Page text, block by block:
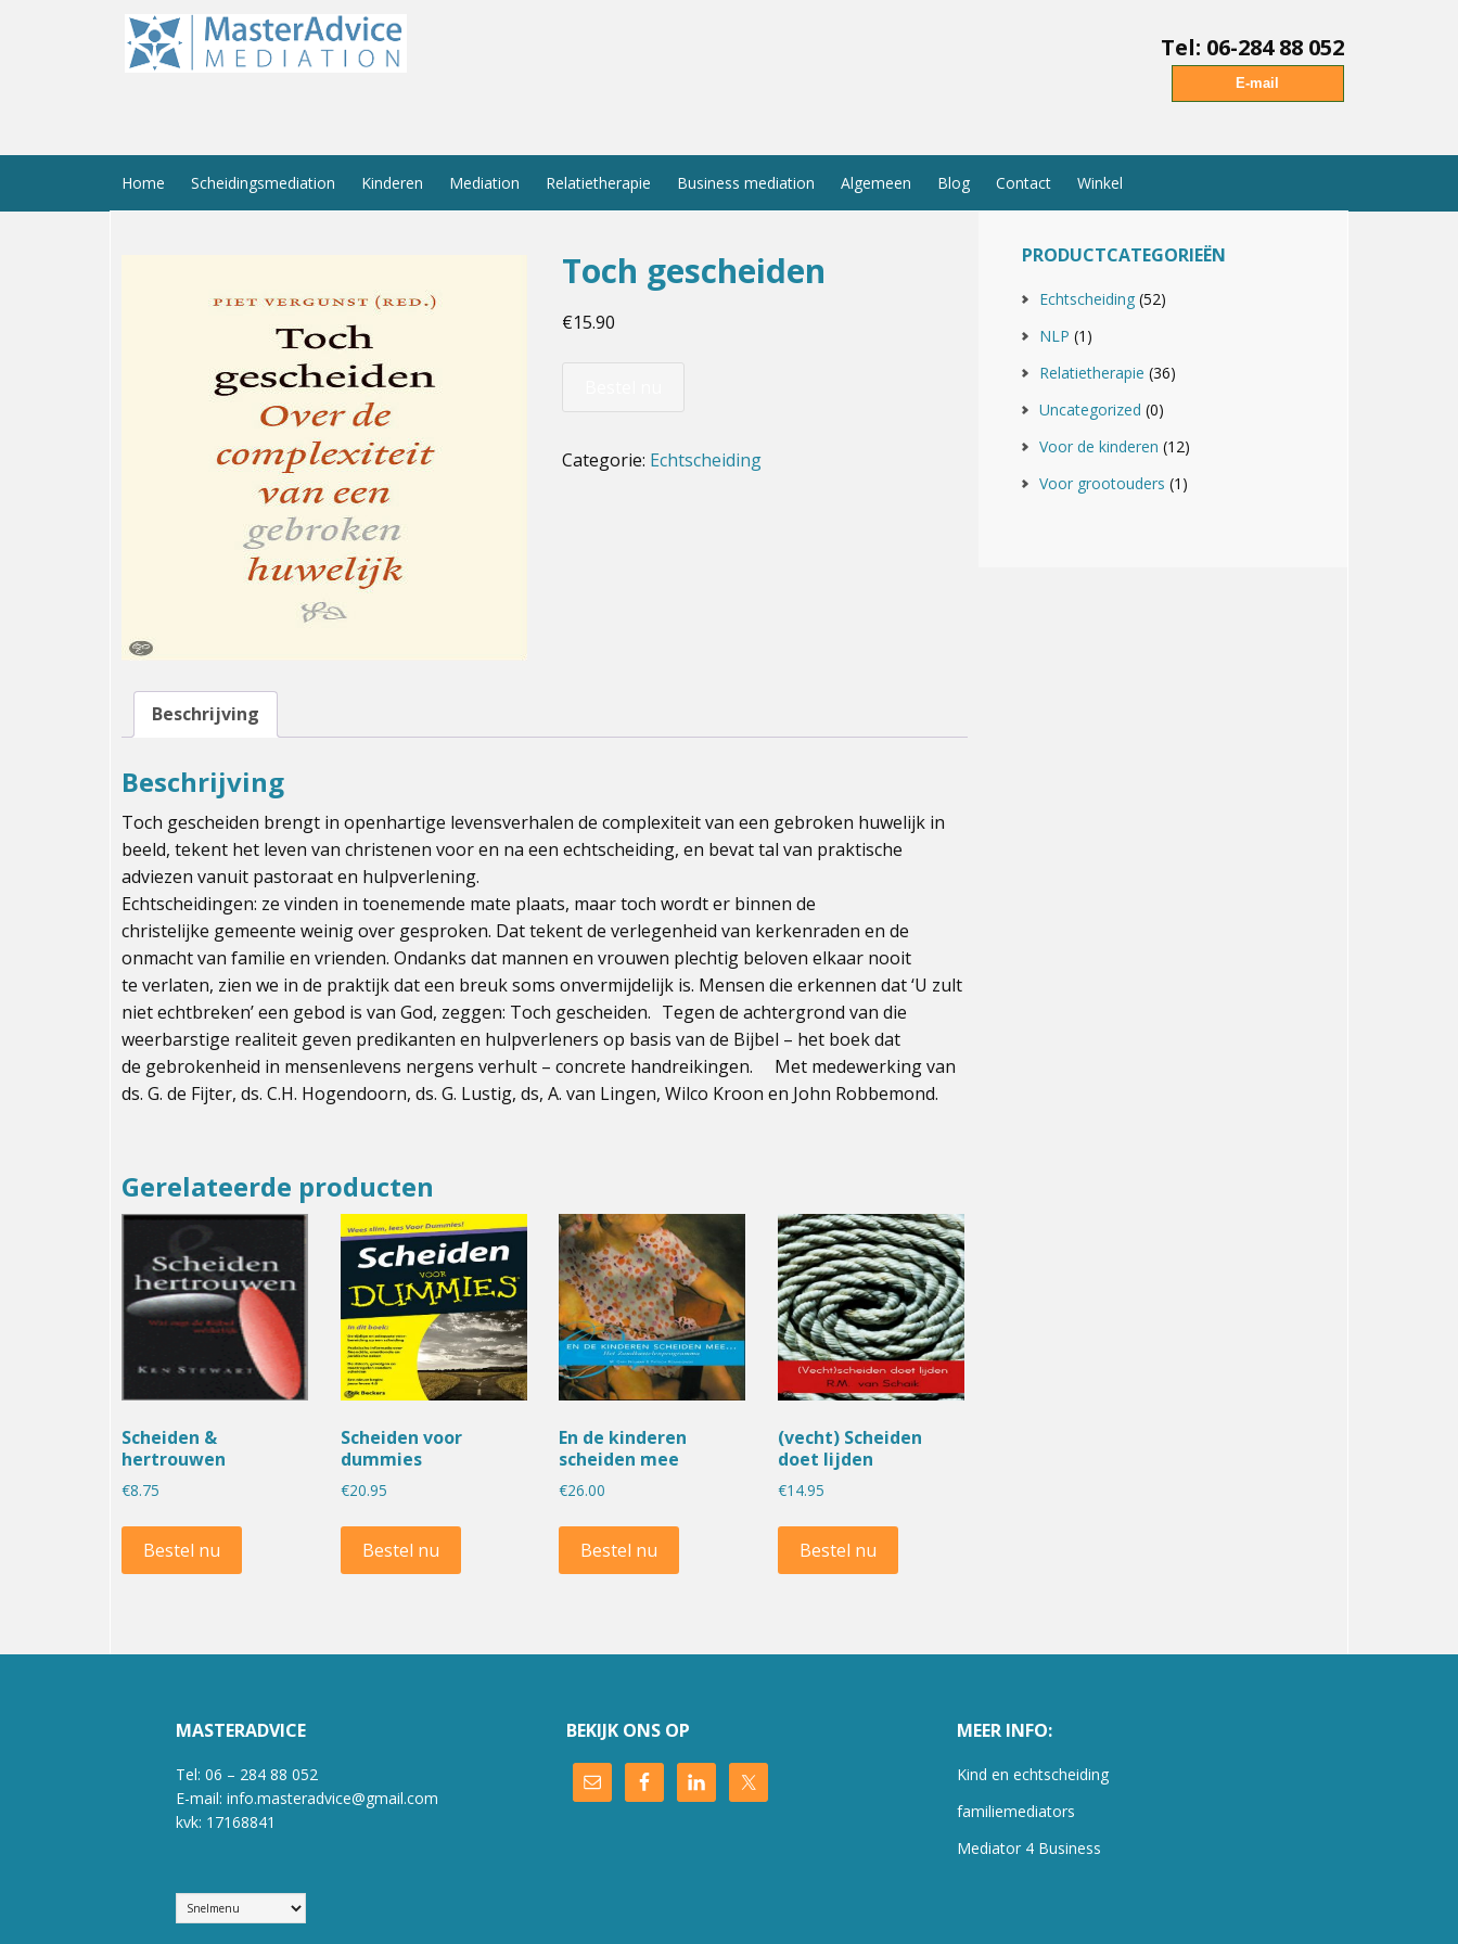
Tel: 06-284 88 052
E-mail
Home Scheidingsmediation Kinderen Mediation Relatietherapie Business mediation Algemeen Blog Contact Winkel
Toch gescheiden
€15.90
Categorie: Echtscheiding
Beschrijving
Beschrijving
Toch gescheiden brengt in openhartige levensverhalen de complexiteit van een gebroken huwelijk in
beeld, tekent het leven van christenen voor en na een echtscheiding, en bevat tal van praktische
adviezen vanuit pastoraat en hulpverlening.
Echtscheidingen: ze vinden in toenemende mate plaats, maar toch wordt er binnen de
christelijke gemeente weinig over gesproken. Dat tekent de verlegenheid van kerkenraden en de
onmacht van familie en vrienden. Ondanks dat mannen en vrouwen plechtig beloven elkaar nooit
te verlaten, zien we in de praktijk dat een breuk soms onvermijdelijk is. Mensen die erkennen dat ‘U zult
niet echtbreken’ een gebod is van God, zeggen: Toch gescheiden. Tegen de achtergrond van die
weerbarstige realiteit geven predikanten en hulpverleners op basis van de Bijbel – het boek dat
de gebrokenheid in mensenlevens nergens verhult – concrete handreikingen. Met medewerking van
ds. G. de Fijter, ds. C.H. Hogendoorn, ds. G. Lustig, ds, A. van Lingen, Wilco Kroon en John Robbemond.
Gerelateerde producten
Scheiden &
hertrouwen
€8.75
Bestel nu
Scheiden voor
dummies
€20.95
Bestel nu
En de kinderen
scheiden mee
€26.00
Bestel nu
(vecht) Scheiden
doet lijden
€14.95
Bestel nu
PRODUCTCATEGORIEËN
Echtscheiding (52)
NLP (1)
Relatietherapie (36)
Uncategorized (0)
Voor de kinderen (12)
Voor grootouders (1)
MASTERADVICE
Tel: 06 – 284 88 052
E-mail: info.masteradvice@gmail.com
kvk: 17168841
BEKIJK ONS OP MEER INFO:
Kind en echtscheiding
familiemediators
Mediator 4 Business